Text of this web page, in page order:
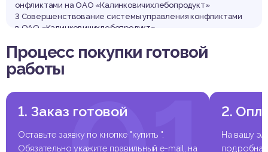
онфликтами на ОАО «Калинковичихлебопродукт»
3 Совершенствование системы управления конфликтами
в ОАО «Калинковичихлебопродукт»
ОАО «Калинковичихлебопродукт»
3.2 Внедрение программы адаптации для новых сотруднико
в ОАО «Калинковичихлебопродукт»
Приложения
Процесс покупки готовой
работы
1. Заказ готовой
Оставьте заявку по кнопке "купить ".
Обязательно укажите правильный e-mail, на
2.
На вашу
подробная